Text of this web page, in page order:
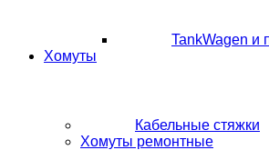
TankWagen и
Хомуты
Кабельные стяжки
Хомуты ремонтные